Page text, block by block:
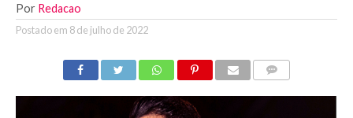
Por Redacao
Postado em 8 de julho de 2022